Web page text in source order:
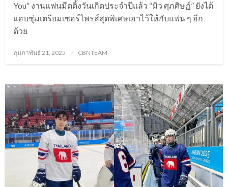
You” งานแฟนมีตติ้งวันเกิดประจำปีแล้ว “มิว ศุภศิษฏ์” ยังได้
แอบซุ่มเตรียมเซอร์ไพรส์สุดพิเศษเอาไว้ให้กับแฟน ๆ อีก
ด้วย
Posted
กุมภาพันธ์ 21, 2025 CBNTEAM